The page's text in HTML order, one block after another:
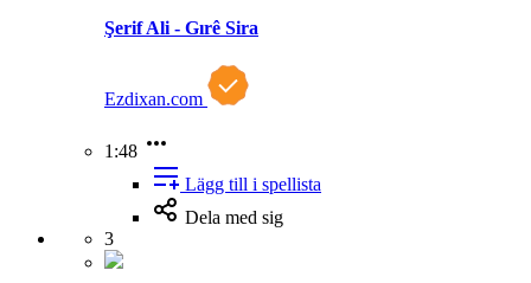
Şerif Ali - Gırê Sira
Ezdixan.com
1:48
Lägg till i spellista
Dela med sig
3